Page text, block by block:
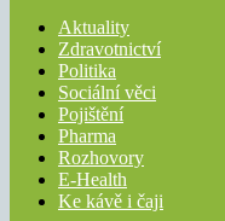
Aktuality
Zdravotnictví
Politika
Sociální věci
Pojištění
Pharma
Rozhovory
E-Health
Ke kávě i čaji